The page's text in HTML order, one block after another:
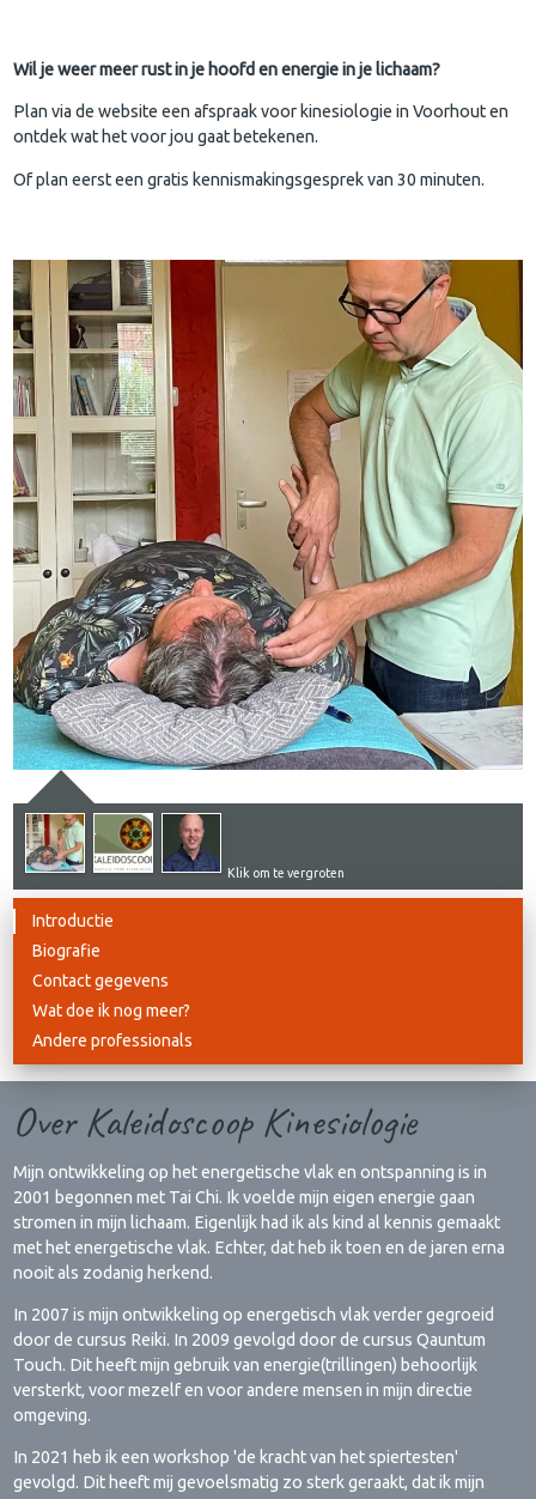
Wil je weer meer rust in je hoofd en energie in je lichaam?
Plan via de website een afspraak voor kinesiologie in Voorhout en
ontdek wat het voor jou gaat betekenen.
Of plan eerst een gratis kennismakingsgesprek van 30 minuten.
Klik om te vergroten
Introductie
Biografie
Contact gegevens
Wat doe ik nog meer?
Andere professionals
Over Kaleidoscoop Kinesiologie
Mijn ontwikkeling op het energetische vlak en ontspanning is in
2001 begonnen met Tai Chi. Ik voelde mijn eigen energie gaan
stromen in mijn lichaam. Eigenlijk had ik als kind al kennis gemaakt
met het energetische vlak. Echter, dat heb ik toen en de jaren erna
nooit als zodanig herkend.
In 2007 is mijn ontwikkeling op energetisch vlak verder gegroeid
door de cursus Reiki. In 2009 gevolgd door de cursus Qauntum
Touch. Dit heeft mijn gebruik van energie(trillingen) behoorlijk
versterkt, voor mezelf en voor andere mensen in mijn directie
omgeving.
In 2021 heb ik een workshop 'de kracht van het spiertesten'
gevolgd. Dit heeft mij gevoelsmatig zo sterk geraakt, dat ik mijn